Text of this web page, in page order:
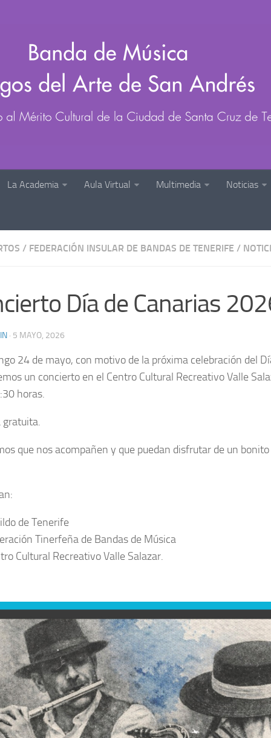
La Academia Aula Virtual Multimedia Noticias
/ FEDERACIÓN INSULAR DE BANDAS DE TENERIFE /
Día de Canarias
· 5 MAYO, 2026
24 de mayo, con motivo de la próxima celebración del
un concierto en el Centro Cultural Recreativo Valle
horas.
gratuita.
que nos acompañen y que puedan disfrutar de un
de Tenerife
Tinerfeña de Bandas de Música
Cultural Recreativo Valle Salazar.